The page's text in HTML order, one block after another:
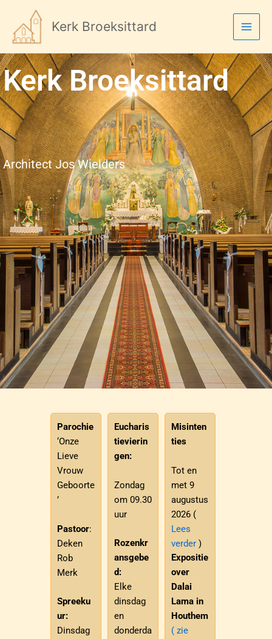
inhoud
Kerk Broeksittard
Kerk Broeksittard
Architect Jos Wielders
Parochie
‘Onze
Lieve
Vrouw
Geboorte
’
Pastoor:
Deken
Rob
Merk
Spreeku
ur:
Dinsdag
Eucharis
tievierin
gen:
Zondag
om 09.30
uur
Rozenkr
ansgebe
d:
Elke
dinsdag
en
donderda
Misinten
ties
Tot en
met 9
augustus
2026 (
Lees
verder )
Expositie
over
Dalai
Lama in
Houthem
( zie